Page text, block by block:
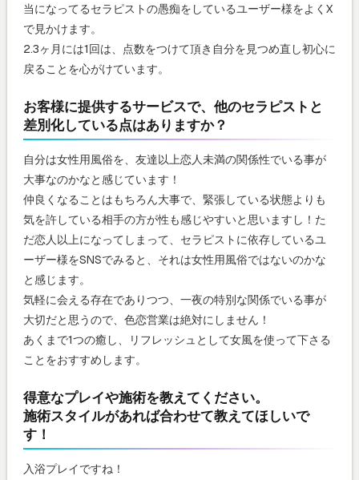
当になってるセラピストの愚痴をしているユーザー様をよくX
で見かけます。
2.3ヶ月には1回は、点数をつけて頂き自分を見つめ直し初心に
戻ることを心がけています。
お客様に提供するサービスで、他のセラピストと
差別化している点はありますか？
自分は女性用風俗を、友達以上恋人未満の関係性でいる事が
大事なのかなと感じています！
仲良くなることはもちろん大事で、緊張している状態よりも
気を許している相手の方が性も感じやすいと思いますし！た
だ恋人以上になってしまって、セラピストに依存しているユ
ーザー様をSNSでみると、それは女性用風俗ではないのかな
と感じます。
気軽に会える存在でありつつ、一夜の特別な関係でいる事が
大切だと思うので、色恋営業は絶対にしません！
あくまで1つの癒し、リフレッシュとして女風を使って下さる
ことをおすすめします。
得意なプレイや施術を教えてください。
施術スタイルがあれば合わせて教えてほしいで
す！
入浴プレイですね！